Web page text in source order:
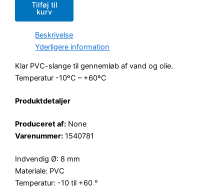
Tilføj til
kurv
Beskrivelse
Yderligere information
Klar PVC-slange til gennemløb af vand og olie.
Temperatur -10ºC – +60ºC
Produktdetaljer
Produceret af: None
Varenummer: 1540781
Indvendig Ø: 8 mm
Materiale: PVC
Temperatur: -10 til +60 °